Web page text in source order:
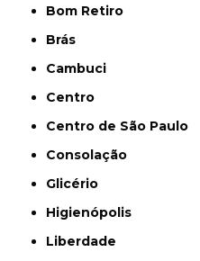
Bom Retiro
Brás
Cambuci
Centro
Centro de São Paulo
Consolação
Glicério
Higienópolis
Liberdade